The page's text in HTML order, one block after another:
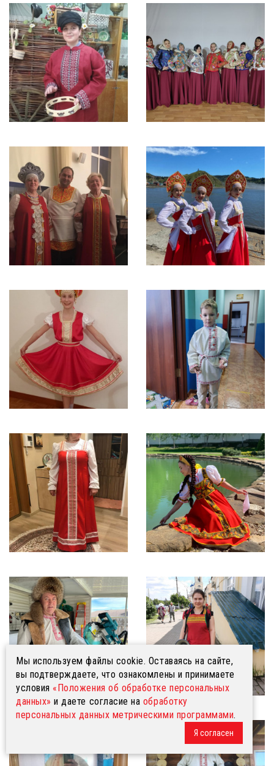
Мы используем файлы cookie. Оставаясь на сайте,
вы подтверждаете, что ознакомлены и принимаете
условия «Положения об обработке персональных
данных» и даете согласие на обработку
персональных данных метрическими программами.
Я согласен